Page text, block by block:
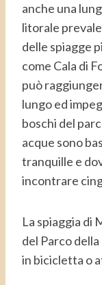
anche una
litorale
delle spiagge
come Cala di
può
lungo ed
boschi del
acque sono
tranquille e
incontrare
La spiaggia di
del Parco
in bicicletta o